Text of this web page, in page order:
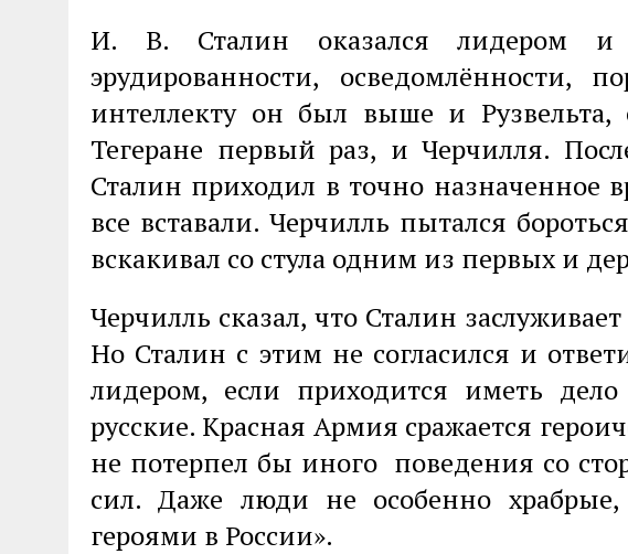
И. В. Сталин оказался лидером
эрудированности, осведомлённости,
интеллекту он был выше и Рузвельта,
Тегеране первый раз, и Черчилля.
Сталин приходил в точно назначенное
все вставали. Черчилль пытался
вскакивал со стула одним из первых и
Черчилль сказал, что Сталин
Но Сталин с этим не согласился и
лидером, если приходится иметь
русские. Красная Армия сражается
не потерпел бы иного поведения со
сил. Даже люди не особенно храбрые,
героями в России».